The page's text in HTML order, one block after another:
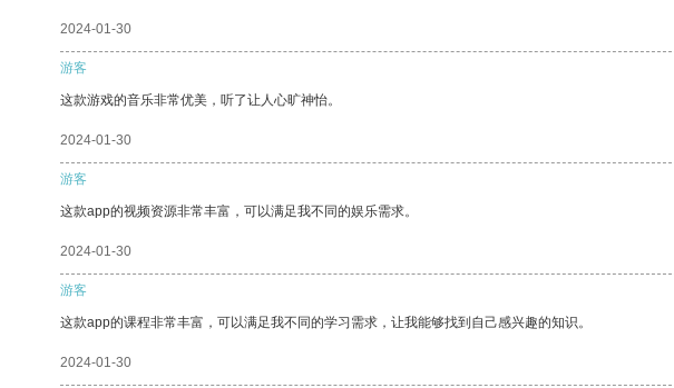
2024-01-30
游客
这款游戏的音乐非常优美，听了让人心旷神怡。
2024-01-30
游客
这款app的视频资源非常丰富，可以满足我不同的娱乐需求。
2024-01-30
游客
这款app的课程非常丰富，可以满足我不同的学习需求，让我能够找到自己感兴趣的知识。
2024-01-30